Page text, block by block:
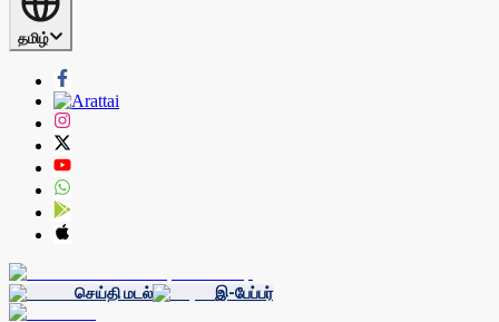
தமிழ்
செய்தி மடல் இ-பேப்பர்